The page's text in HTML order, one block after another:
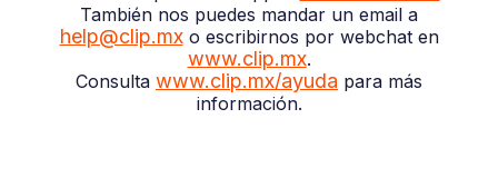
También nos puedes mandar un email a
help@clip.mxo escribirnos por webchat en
www.clip.mx.
Consulta www.clip.mx/ayuda para más
información.